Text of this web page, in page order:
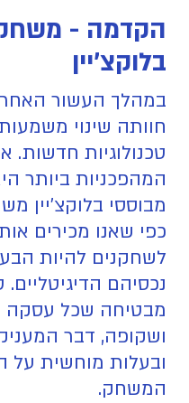
הקדמה -
בלוקצ'יין
במהלך העשור
חוותה שינוי
טכנולוגיות חדשות.
המהפכניות ביותר
מבוססי בלוקצ'יין
כפי שאנו מכירים
לשחקנים להיות
נכסיהם הדיגיטליים.
מבטיחה שכל
ושקופה, דבר
ובעלות מוחשית על
המשחק.